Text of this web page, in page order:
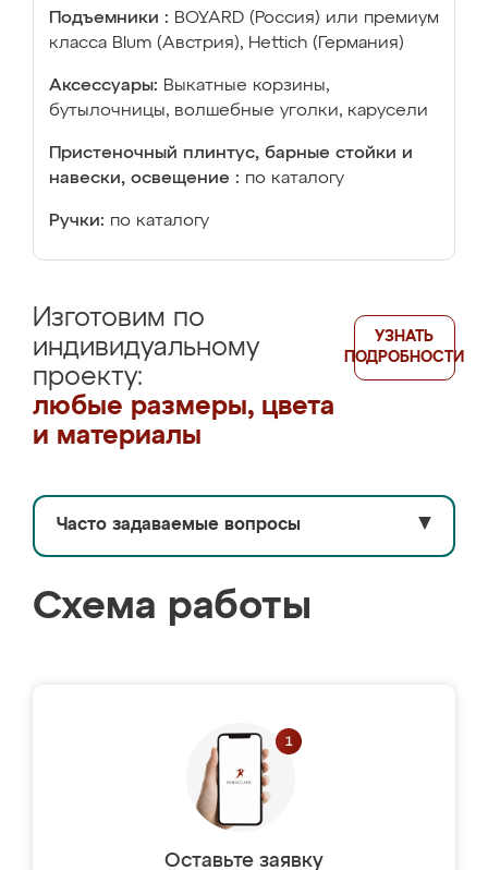
Подъемники : BOYARD (Россия) или премиум
класса Blum (Австрия), Hettich (Германия)
Аксессуары: Выкатные корзины,
бутылочницы, волшебные уголки, карусели
Пристеночный плинтус, барные стойки и
навески, освещение : по каталогу
Ручки: по каталогу
Изготовим по
индивидуальному
проекту:
любые размеры, цвета
и материалы
УЗНАТЬ
ПОДРОБНОСТИ
Часто задаваемые вопросы ▼
Схема работы
Оставьте заявку